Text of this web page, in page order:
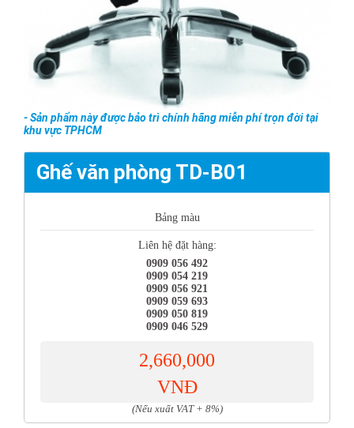
- Sản phẩm này được bảo trì chính hãng miễn phí trọn đời tại
khu vực TPHCM
Ghế văn phòng TD-B01
Bảng màu
Liên hệ đặt hàng:
0909 056 492
0909 054 219
0909 056 921
0909 059 693
0909 050 819
0909 046 529
2,660,000
VNĐ
(Nếu xuất VAT + 8%)